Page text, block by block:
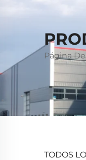
Página
TODOS